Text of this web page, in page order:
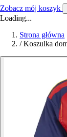
Zobacz mój koszyk
Loading...
Strona główna
/ Koszulka